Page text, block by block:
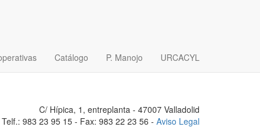
Catálogo P. Manojo URCACYL
C/ Hípica, 1, entreplanta - 47007 Valladolid
Telf.: 983 23 95 15 - Fax: 983 22 23 56 - Aviso Legal